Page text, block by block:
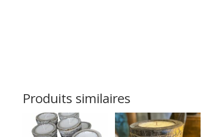
Produits similaires